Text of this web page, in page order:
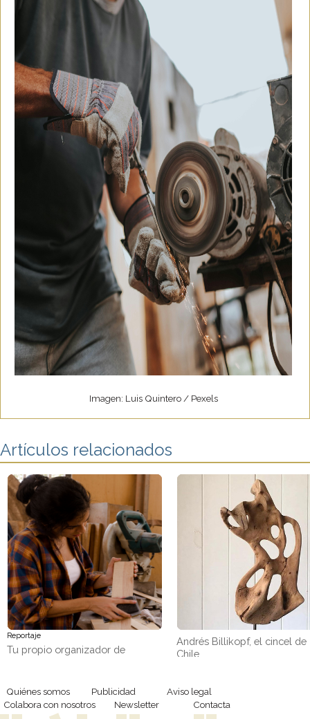
Imagen: Luis Quintero / Pexels
Artículos relacionados
Reportaje
Tu propio organizador de
Andrés Billikopf, el cincel de
Chile
Quiénes somos Publicidad
Aviso legal
Colabora con nosotros
Newsletter Contacta